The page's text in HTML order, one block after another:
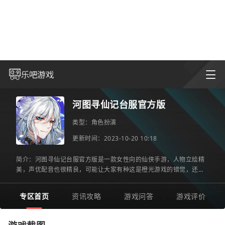
河图寻仙记台服官方版
类型： 角色扮演
更新时间：2023-10-20 10:18
简介：河图寻仙记台服官方版是一款女性向的仙侠手游，人物立绘精
美，声优配音也很精良，可能让大家有种这是橙光游戏的错觉，还有
专区首页 资讯攻略 游戏问答 游戏评价